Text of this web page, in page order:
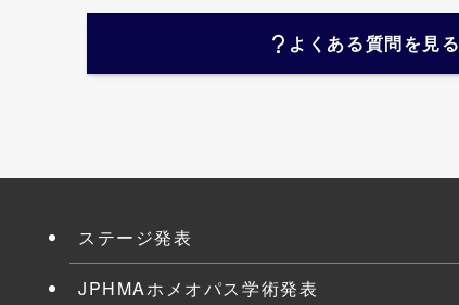
よくある質問を見る
ステージ発表
JPHMAホメオパス学術発表